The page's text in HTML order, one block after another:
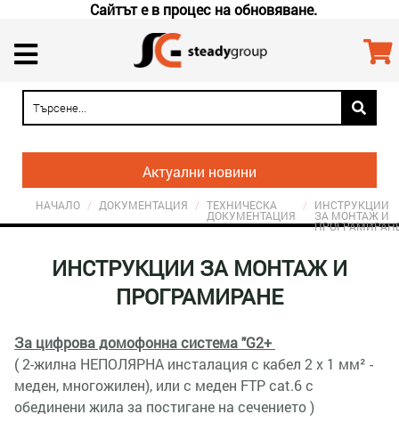
Сайтът е в процес на обновяване.
Актуални новини
НАЧАЛО / ДОКУМЕНТАЦИЯ / ТЕХНИЧЕСКА
ДОКУМЕНТАЦИЯ
/ ИНСТРУКЦИИ
ЗА МОНТАЖ И
ИНСТРУКЦИИ ЗА МОНТАЖ И
ПРОГРАМИРАНЕ
За цифрова домофонна система "G2+
( 2-жилна НЕПОЛЯРНА инсталация с кабел 2 х 1 мм² -
меден, многожилен), или с меден FTP cat.6 с
обединени жила за постигане на сечението )